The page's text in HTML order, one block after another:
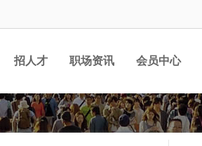
招人才 职场资讯 会员中心